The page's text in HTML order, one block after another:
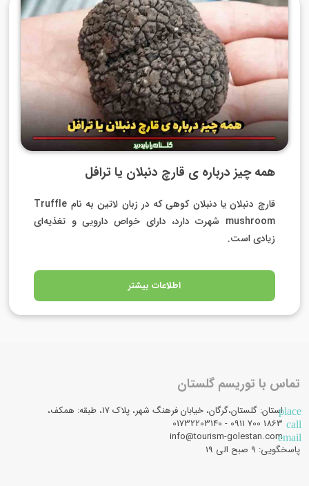
همه چیز درباره ی قارچ دنبلان یا ترافل
قارچ دنبلان یا دنبلان کوهی که در زبان لاتین به نام Truffle
mushroom شهرت دارد، دارای خواص دارویی و تغذیه‌ای
زیادی است.
اطلاعات بیشتر
تماس با توریسم گلستان
placeاستان: گلستان،گرگان، خیابان فرهنگ شهر، پلاک 17، طبقه: همکف،
call
email
info@tourism-golestan.com
پاسخگویی: ۹ صبح الی 19